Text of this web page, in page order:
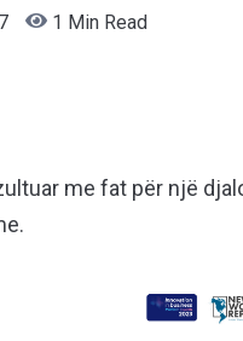
1 Min Read
me fat për një